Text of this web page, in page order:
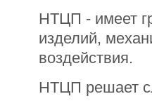
НТЦП - имеет
изделий,
воздействия.
НТЦП решает